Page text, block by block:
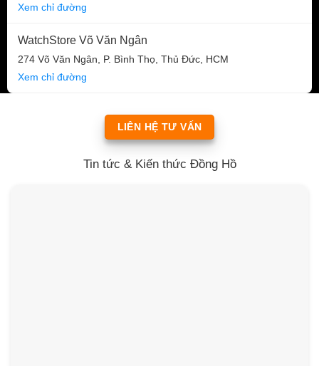
Xem chỉ đường
WatchStore Võ Văn Ngân
274 Võ Văn Ngân, P. Bình Thọ, Thủ Đức, HCM
Xem chỉ đường
LIÊN HỆ TƯ VẤN
Tin tức & Kiến thức Đồng Hồ